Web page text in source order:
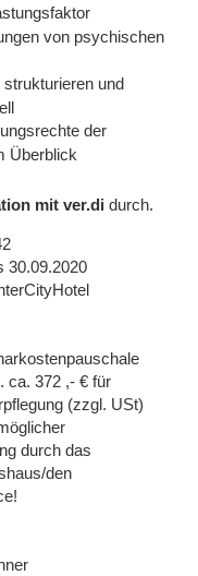
von psychischen
und
der
Überblick
mit ver.di durch.
30.09.2020
ca. 372 ,- € für
(zzgl. USt)
durch das
den